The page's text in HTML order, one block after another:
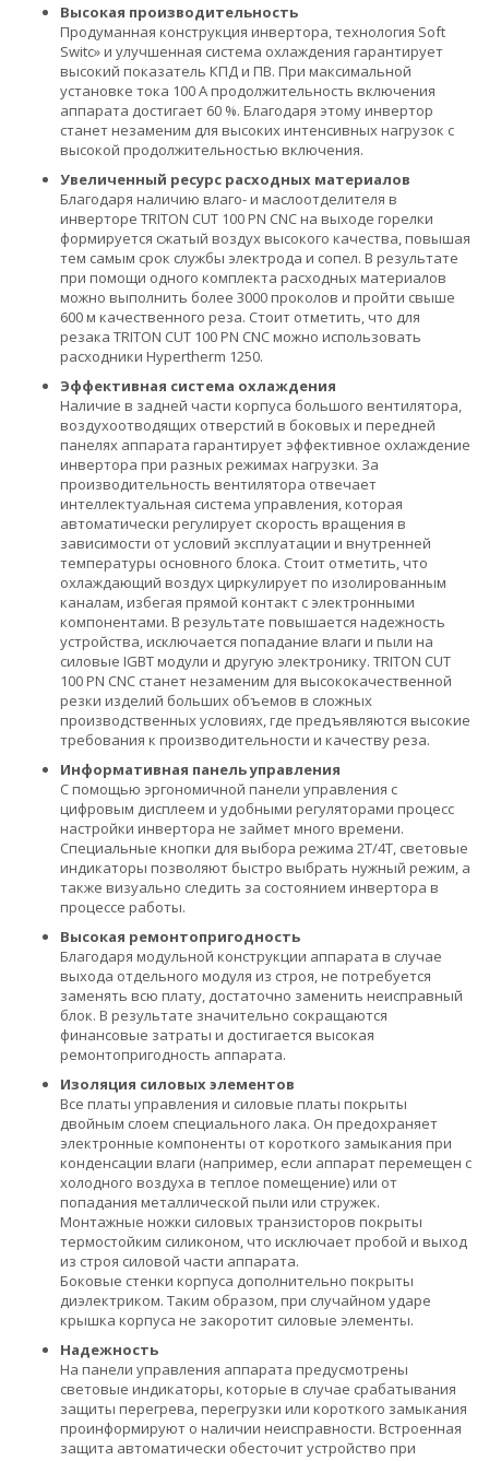
Высокая производительность
Продуманная конструкция инвертора, технология Soft
Switc» и улучшенная система охлаждения гарантирует
высокий показатель КПД и ПВ. При максимальной
установке тока 100 А продолжительность включения
аппарата достигает 60 %. Благодаря этому инвертор
станет незаменим для высоких интенсивных нагрузок с
высокой продолжительностью включения.
Увеличенный ресурс расходных материалов
Благодаря наличию влаго- и маслоотделителя в
инверторе TRITON CUT 100 PN CNC на выходе горелки
формируется сжатый воздух высокого качества, повышая
тем самым срок службы электрода и сопел. В результате
при помощи одного комплекта расходных материалов
можно выполнить более 3000 проколов и пройти свыше
600 м качественного реза. Стоит отметить, что для
резака TRITON CUT 100 PN CNC можно использовать
расходники Hypertherm 1250.
Эффективная система охлаждения
Наличие в задней части корпуса большого вентилятора,
воздухоотводящих отверстий в боковых и передней
панелях аппарата гарантирует эффективное охлаждение
инвертора при разных режимах нагрузки. За
производительность вентилятора отвечает
интеллектуальная система управления, которая
автоматически регулирует скорость вращения в
зависимости от условий эксплуатации и внутренней
температуры основного блока. Стоит отметить, что
охлаждающий воздух циркулирует по изолированным
каналам, избегая прямой контакт с электронными
компонентами. В результате повышается надежность
устройства, исключается попадание влаги и пыли на
силовые IGBT модули и другую электронику. TRITON CUT
100 PN CNC станет незаменим для высококачественной
резки изделий больших объемов в сложных
производственных условиях, где предъявляются высокие
требования к производительности и качеству реза.
Информативная панель управления
С помощью эргономичной панели управления с
цифровым дисплеем и удобными регуляторами процесс
настройки инвертора не займет много времени.
Специальные кнопки для выбора режима 2Т/4Т, световые
индикаторы позволяют быстро выбрать нужный режим, а
также визуально следить за состоянием инвертора в
процессе работы.
Высокая ремонтопригодность
Благодаря модульной конструкции аппарата в случае
выхода отдельного модуля из строя, не потребуется
заменять всю плату, достаточно заменить неисправный
блок. В результате значительно сокращаются
финансовые затраты и достигается высокая
ремонтопригодность аппарата.
Изоляция силовых элементов
Все платы управления и силовые платы покрыты
двойным слоем специального лака. Он предохраняет
электронные компоненты от короткого замыкания при
конденсации влаги (например, если аппарат перемещен с
холодного воздуха в теплое помещение) или от
попадания металлической пыли или стружек.
Монтажные ножки силовых транзисторов покрыты
термостойким силиконом, что исключает пробой и выход
из строя силовой части аппарата.
Боковые стенки корпуса дополнительно покрыты
диэлектриком. Таким образом, при случайном ударе
крышка корпуса не закоротит силовые элементы.
Надежность
На панели управления аппарата предусмотрены
световые индикаторы, которые в случае срабатывания
защиты перегрева, перегрузки или короткого замыкания
проинформируют о наличии неисправности. Встроенная
защита автоматически обесточит устройство при